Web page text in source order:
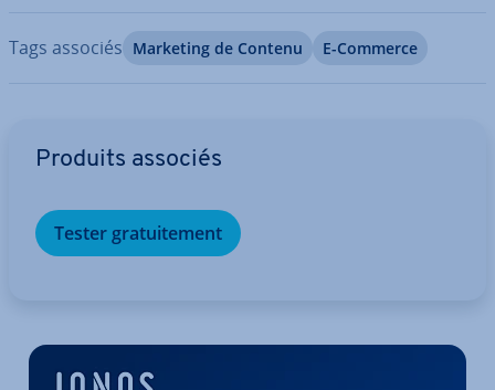
Tags associés Marketing de Contenu E-Commerce
Produits associés
Tester gra­tui­te­ment